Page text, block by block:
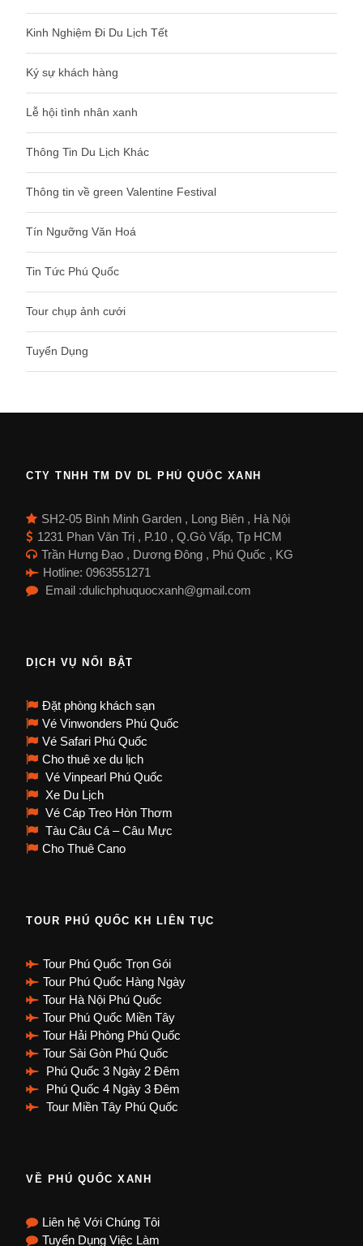
Kinh Nghiệm Đi Du Lịch Tết
Ký sự khách hàng
Lễ hội tình nhân xanh
Thông Tin Du Lịch Khác
Thông tin về green Valentine Festival
Tín Ngưỡng Văn Hoá
Tin Tức Phú Quốc
Tour chụp ảnh cưới
Tuyển Dụng
CTY TNHH TM DV DL PHÚ QUỐC XANH
SH2-05 Bình Minh Garden , Long Biên , Hà Nội
1231 Phan Văn Trị , P.10 , Q.Gò Vấp, Tp HCM
Trần Hưng Đạo , Dương Đông , Phú Quốc , KG
Hotline: 0963551271
Email :dulichphuquocxanh@gmail.com
DỊCH VỤ NỔI BẬT
Đặt phòng khách sạn
Vé Vinwonders Phú Quốc
Vé Safari Phú Quốc
Cho thuê xe du lịch
Vé Vinpearl Phú Quốc
Xe Du Lịch
Vé Cáp Treo Hòn Thơm
Tàu Câu Cá – Câu Mực
Cho Thuê Cano
TOUR PHÚ QUỐC KH LIÊN TỤC
Tour Phú Quốc Trọn Gói
Tour Phú Quốc Hàng Ngày
Tour Hà Nội Phú Quốc
Tour Phú Quốc Miền Tây
Tour Hải Phòng Phú Quốc
Tour Sài Gòn Phú Quốc
Phú Quốc 3 Ngày 2 Đêm
Phú Quốc 4 Ngày 3 Đêm
Tour Miền Tây Phú Quốc
VỀ PHÚ QUỐC XANH
Liên hệ Với Chúng Tôi
Tuyển Dụng Việc Làm